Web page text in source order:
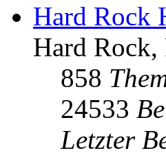
Hard Rock
Hard
858
24533
Letzter